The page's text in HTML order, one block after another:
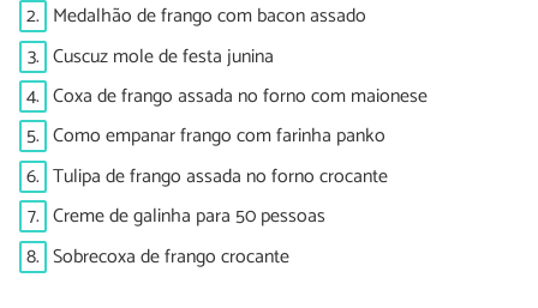
2. Medalhão de frango com bacon assado
3. Cuscuz mole de festa junina
4. Coxa de frango assada no forno com maionese
5. Como empanar frango com farinha panko
6. Tulipa de frango assada no forno crocante
7. Creme de galinha para 50 pessoas
8. Sobrecoxa de frango crocante